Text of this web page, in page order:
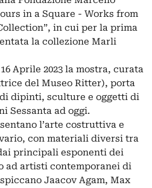
in a Square - Works from
in cui per la prima
la collezione Marli
Aprile 2023 la mostra, curata
del Museo Ritter), porta
dipinti, sculture e oggetti di
Sessanta ad oggi.
l’arte costruttiva e
con materiali diversi tra
principali esponenti dei
ad artisti contemporanei di
Jaacov Agam, Max